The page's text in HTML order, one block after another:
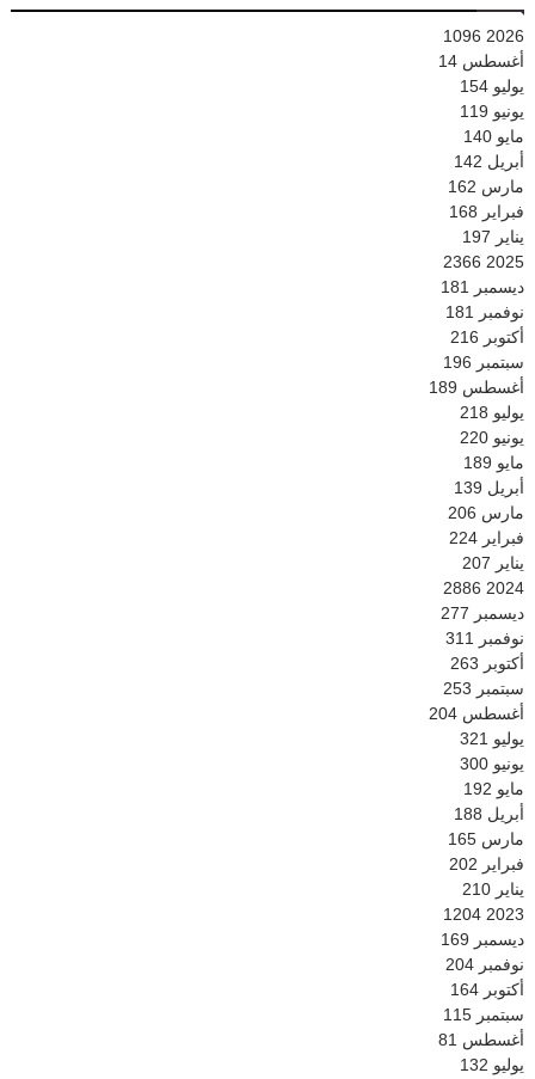
2026
1096
أغسطس 14
يوليو 154
يونيو 119
مايو 140
أبريل 142
مارس 162
فبراير 168
يناير 197
2025
2366
ديسمبر 181
نوفمبر 181
أكتوبر 216
سبتمبر 196
أغسطس 189
يوليو 218
يونيو 220
مايو 189
أبريل 139
مارس 206
فبراير 224
يناير 207
2024
2886
ديسمبر 277
نوفمبر 311
أكتوبر 263
سبتمبر 253
أغسطس 204
يوليو 321
يونيو 300
مايو 192
أبريل 188
مارس 165
فبراير 202
يناير 210
2023
1204
ديسمبر 169
نوفمبر 204
أكتوبر 164
سبتمبر 115
أغسطس 81
يوليو 132